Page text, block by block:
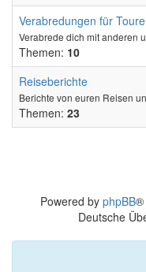
Verabredungen für
Verabrede dich mit anderen
Themen: 10
Reiseberichte
Berichte von euren Reisen
Themen: 23
Powered by phpBB®
Deutsche